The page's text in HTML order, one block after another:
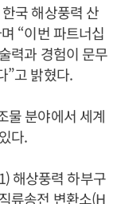
국 해상풍력 산
“이번 파트너십
력과 경험이 문무
”고 밝혔다.
물 분야에서 세계
다.
해상풍력 하부구
류송전 변환소(H